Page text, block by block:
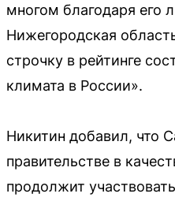
многом благодаря его
Нижегородская
строчку в рейтинге
климата в России».
Никитин добавил, что
правительстве в
продолжит